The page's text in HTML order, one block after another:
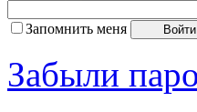
Запомнить меня
Забыли